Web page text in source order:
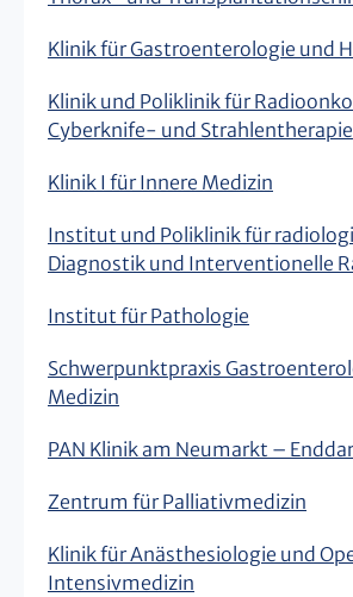
Klinik für Gastroenterologie und
Klinik und Poliklinik für
Cyberknife- und Strahlentherapie
Klinik I für Innere Medizin
Institut und Poliklinik für
Diagnostik und Interventionelle
Institut für Pathologie
Schwerpunktpraxis
Medizin
PAN Klinik am Neumarkt –
Zentrum für Palliativmedizin
Klinik für Anästhesiologie und
Intensivmedizin